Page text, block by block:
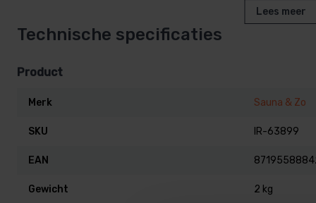
LET OP: Dit product kan niet worden
Kan uiteraard wel afgehaald worden.
Lees meer
Technische specificaties
Product
Merk Sauna & Zo
SKU IR-63899
EAN
Gewicht 2 kg